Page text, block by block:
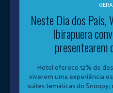
Neste Dia dos Pais,
Ibirapuera
presentearem
Hotel oferece 12% de
viverem uma experiência
suítes temáticas do